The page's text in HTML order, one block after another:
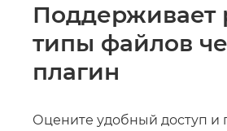
Поддерживает
типы файлов
плагин
Оцените удобный доступ и